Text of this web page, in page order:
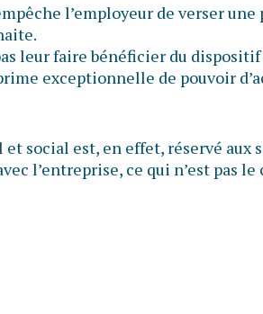
l’employeur de verser une
leur faire bénéficier du dispositif
exceptionnelle de pouvoir
et social est, en effet, réservé aux
l’entreprise, ce qui n’est pas le